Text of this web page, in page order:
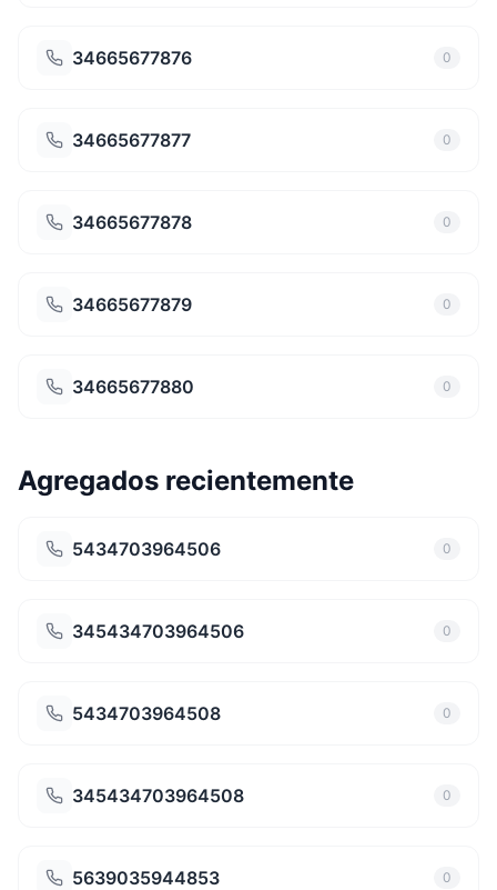
34665677876 0
34665677877 0
34665677878 0
34665677879 0
34665677880 0
Agregados recientemente
5434703964506 0
345434703964506 0
5434703964508 0
345434703964508 0
5639035944853 0